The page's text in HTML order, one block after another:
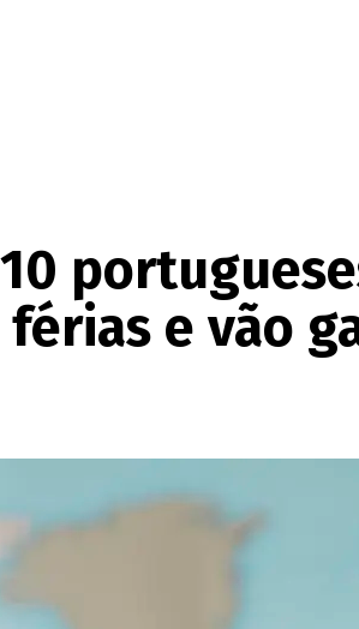
e vão